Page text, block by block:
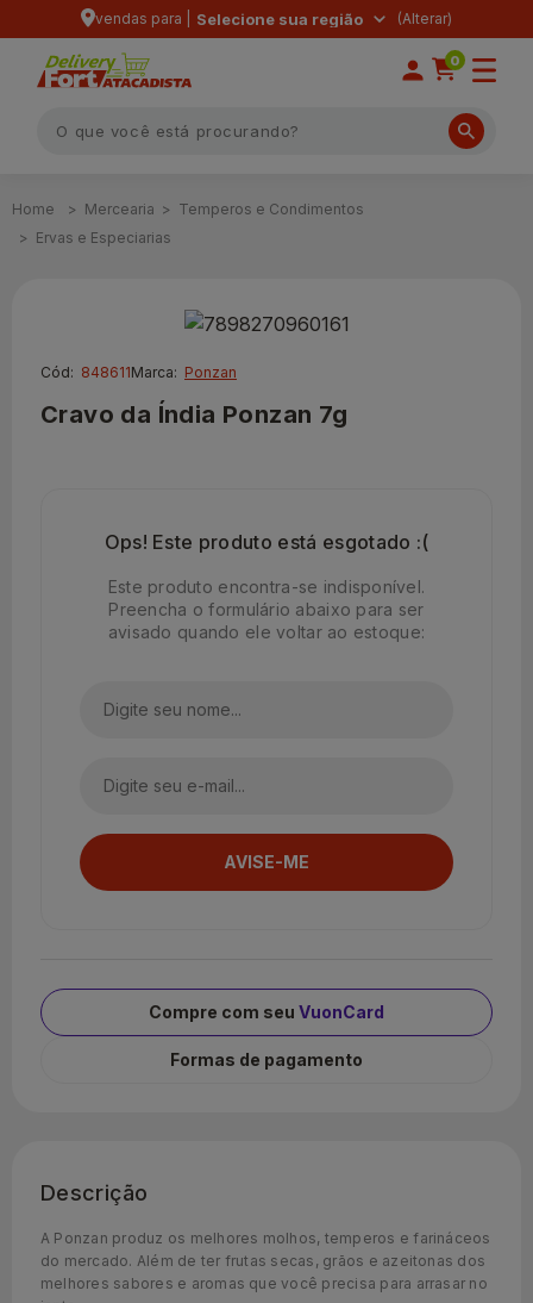
vendas para | Selecione sua região
0
Mercearia
Temperos e Condimentos
Ervas e Especiarias
Cód: 848611Marca: Ponzan
Cravo da Índia Ponzan 7g
Ops! Este produto está esgotado :(
Este produto encontra-se indisponível.
Preencha o formulário abaixo para ser
avisado quando ele voltar ao estoque:
Compre com seu VuonCard
Formas de pagamento
Descrição
A Ponzan produz os melhores molhos, temperos e farináceos
do mercado. Além de ter frutas secas, grãos e azeitonas dos
melhores sabores e aromas que você precisa para arrasar no